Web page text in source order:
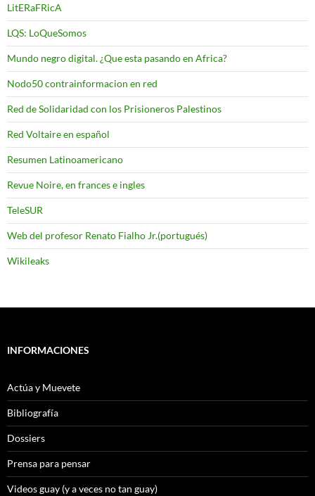
LitERaFRicA
LQS: LoQueSomos
Mundo negro digital. ¿Que esta pasando en Africa?
Nodo50 contrainformacion en red
Red de Solidaridad con los Prisioneros Palestinos
Red Voltaire en español
Resumen Latinoamericano
Revue Noire, en frances e ingles
TeleSUR
Web del profesor Renato Fialho Jr.(portugués)
Wikileaks
INFORMACIONES
Actúa y Muevete
Bibliografía
Dossiers
Prensa para pensar
Videos guay (y a veces no tan guay)